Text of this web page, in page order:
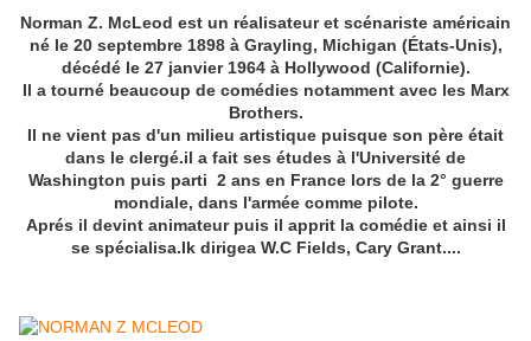
Norman Z. McLeod est un réalisateur et scénariste américain
né le 20 septembre 1898 à Grayling, Michigan (États-Unis),
décédé le 27 janvier 1964 à Hollywood (Californie).
Il a tourné beaucoup de comédies notamment avec les Marx
Brothers.
Il ne vient pas d'un milieu artistique puisque son père était
dans le clergé.il a fait ses études à l'Université de
Washington puis parti 2 ans en France lors de la 2° guerre
mondiale, dans l'armée comme pilote.
Aprés il devint animateur puis il apprit la comédie et ainsi il
se spécialisa.Ik dirigea W.C Fields, Cary Grant....